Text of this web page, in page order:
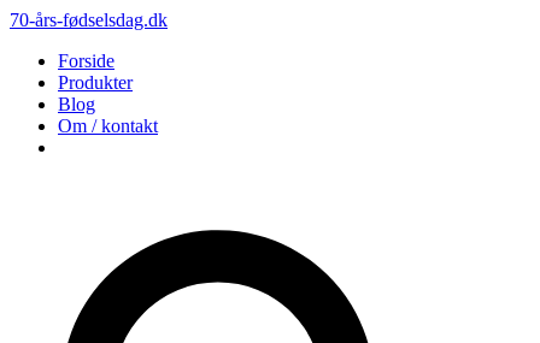
70-års-fødselsdag.dk
Forside
Produkter
Blog
Om / kontakt